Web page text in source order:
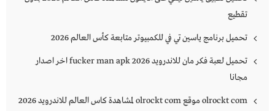
تقطيع
تحميل برنامج ياسين تي في للكمبيوتر متابعة كأس العالم 2026
تحميل لعبة فكر مان للاندرويد 2026 fucker man apk اخر اصدار
مجانا
olrockt com موقع olrockt com لمشاهدة كاس العالم للاندرويد 2026